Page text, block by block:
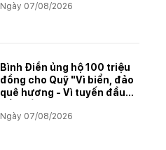
muối mỏ Kali
Ngày 07/08/2026
Bình Điền ủng hộ 100 triệu
đồng cho Quỹ "Vì biển, đảo
quê hương - Vì tuyến đầu
Ngày 07/08/2026